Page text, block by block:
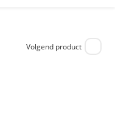
Volgend product